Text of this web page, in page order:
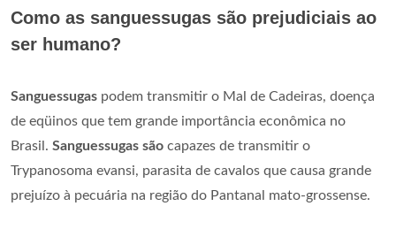
Como as sanguessugas são prejudiciais ao
ser humano?
Sanguessugas podem transmitir o Mal de Cadeiras, doença
de eqüinos que tem grande importância econômica no
Brasil. Sanguessugas são capazes de transmitir o
Trypanosoma evansi, parasita de cavalos que causa grande
prejuízo à pecuária na região do Pantanal mato-grossense.